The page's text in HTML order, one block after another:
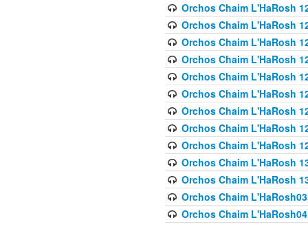
Orchos Chaim L'HaRosh
Orchos Chaim L'HaRosh
Orchos Chaim L'HaRosh
Orchos Chaim L'HaRosh
Orchos Chaim L'HaRosh
Orchos Chaim L'HaRosh
Orchos Chaim L'HaRosh
Orchos Chaim L'HaRosh
Orchos Chaim L'HaRosh
Orchos Chaim L'HaRosh
Orchos Chaim L'HaRosh
Orchos Chaim
Orchos Chaim